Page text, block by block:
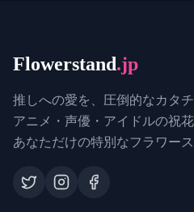
Flowerstand.jp
推しへの愛を、圧倒的なカタチ
アニメ・声優・アイドルの祝花
あなただけの特別なフラワー